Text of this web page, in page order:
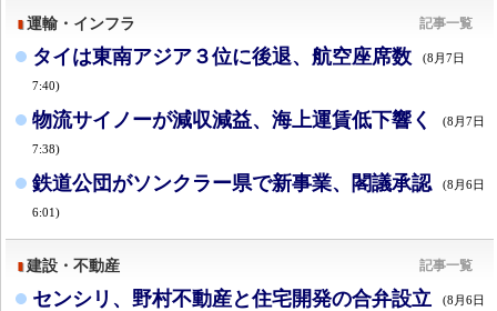
運輸・インフラ 記事一覧
タイは東南アジア３位に後退、航空座席数 (8月7日
7:40)
物流サイノーが減収減益、海上運賃低下響く (8月7日
7:38)
鉄道公団がソンクラー県で新事業、閣議承認 (8月6日
6:01)
建設・不動産 記事一覧
センシリ、野村不動産と住宅開発の合弁設立 (8月6日